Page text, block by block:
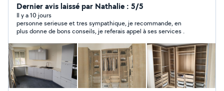
Décoration intérieur (fixation d'étagère, tableau, miroir
etc...) -Électricité (installation de luminaire, prise,
interrupteur etc...) -Plomberie (tuyauterie PVC,
robinetterie, vasque etc...) -Peinture et pose de papier
peint - Pose de carrelage - Jardinage ( nettoyage de
terrasse, pose et construction de terrasse en bois ou
en PVC..) -Tout autre travaux (j'étudie toutes les
demandes). Tarif: Sur devis Carmen et Reda
Brico&déco
Dernier avis laissé par Nathalie : 5/5
Il y a 10 jours
personne serieuse et tres sympathique, je recommande, en
plus donne de bons conseils, je referais appel à ses services .